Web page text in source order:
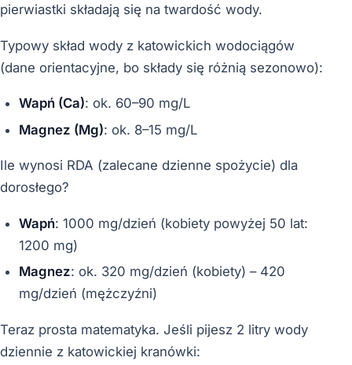
pierwiastki składają się na twardość wody.
Typowy skład wody z katowickich wodociągów
(dane orientacyjne, bo składy się różnią sezonowo):
Wapń (Ca): ok. 60–90 mg/L
Magnez (Mg): ok. 8–15 mg/L
Ile wynosi RDA (zalecane dzienne spożycie) dla
dorosłego?
Wapń: 1000 mg/dzień (kobiety powyżej 50 lat:
1200 mg)
Magnez: ok. 320 mg/dzień (kobiety) – 420
mg/dzień (mężczyźni)
Teraz prosta matematyka. Jeśli pijesz 2 litry wody
dziennie z katowickiej kranówki: